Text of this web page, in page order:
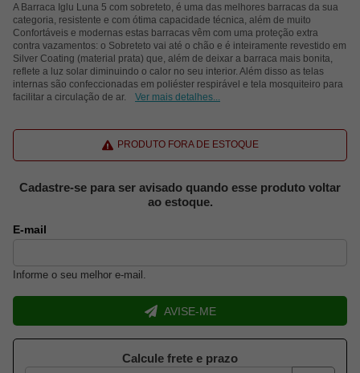
A Barraca Iglu Luna 5 com sobreteto, é uma das melhores barracas da sua
categoria, resistente e com ótima capacidade técnica, além de muito
Confortáveis e modernas estas barracas vêm com uma proteção extra
contra vazamentos: o Sobreteto vai até o chão e é inteiramente revestido em
Silver Coating (material prata) que, além de deixar a barraca mais bonita,
reflete a luz solar diminuindo o calor no seu interior. Além disso as telas
internas são confeccionadas em poliéster respirável e tela mosquiteiro para
facilitar a circulação de ar.
Ver mais detalhes...
PRODUTO FORA DE ESTOQUE
Cadastre-se para ser avisado quando esse produto voltar
ao estoque.
E-mail
Informe o seu melhor e-mail.
AVISE-ME
Calcule frete e prazo